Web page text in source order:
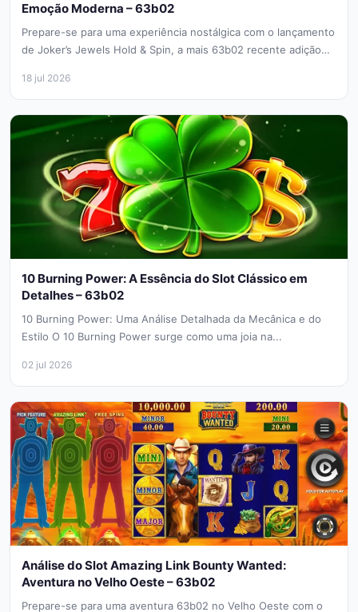
Emoção Moderna – 63b02
Prepare-se para uma experiência nostálgica com o lançamento
de Joker’s Jewels Hold & Spin, a mais 63b02 recente adição
18 jul 2026
10 Burning Power: A Essência do Slot Clássico em
Detalhes – 63b02
10 Burning Power: Uma Análise Detalhada da Mecânica e do
Estilo O 10 Burning Power surge como uma joia na...
02 jul 2026
Análise do Slot Amazing Link Bounty Wanted:
Aventura no Velho Oeste – 63b02
Prepare-se para uma aventura 63b02 no Velho Oeste com o